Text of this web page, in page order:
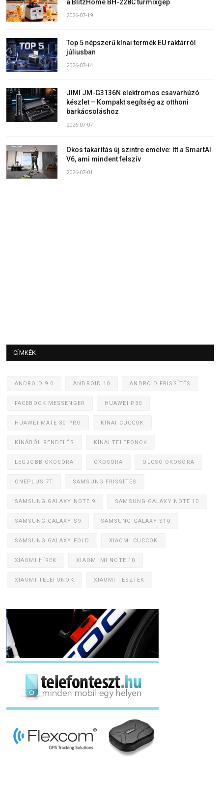
a BlitzHome BH-228C turmixgép
2026-07-19
Top 5 népszerű kínai termék EU raktárról
júliusban
2026-07-14
JIMI JM-G3136N elektromos csavarhúzó
készlet – Kompakt segítség az otthoni
barkácsoláshoz
2026-07-07
Okos takarítás új szintre emelve: Itt a SmartAI
V6, ami mindent felszív
2026-07-01
CÍMKÉK
ANDROID 9.0 ANDROID 10 ANDROID FRISSÍTÉS
FACEBOOK MESSENGER HUAWEI P30
HUAWEI MATE 30 PRO KÍNAI CUCCOK
KÍNÁBÓL RENDELÉS KÍNAI TELEFONOK
LEGJOBB OKOSÓRA OKOSÓRA OLCSÓ OKOSÓRA
ONEPLUS 7T SAMSUNG FRISSÍTÉS
SAMSUNG GALAXY NOTE 9 SAMSUNG GALAXY NOTE 10
SAMSUNG GALAXY S9 SAMSUNG GALAXY S10
SAMSUNG GALAXY FOLD XIAOMI CUCCOK
XIAOMI HÍREK XIAOMI MI NOTE 10
XIAOMI TELEFONOK XIAOMI TESZTEK